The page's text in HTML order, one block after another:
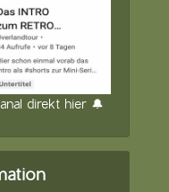
direkt hier 🔔